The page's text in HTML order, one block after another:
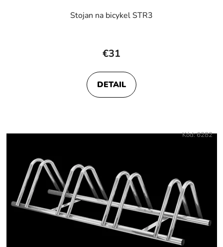
Stojan na bicykel STR3
€31
DETAIL
Kód:6282